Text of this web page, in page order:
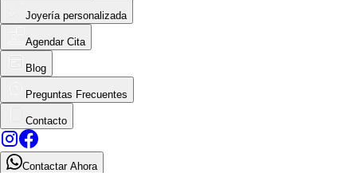
Joyería personalizada
Agendar Cita
Blog
Preguntas Frecuentes
Contacto
Contactar Ahora